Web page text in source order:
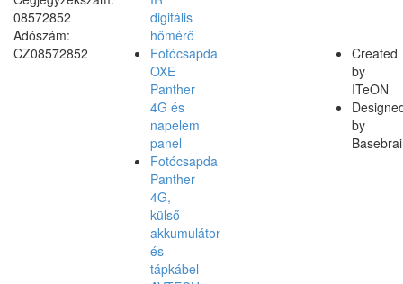
08572852
Adószám:
CZ08572852
digitális
hőmérő
Fotócsapda
OXE
Panther
4G és
napelem
panel
Fotócsapda
Panther
4G,
külső
akkumulátor
és
tápkábel
Created
by
ITeON
by